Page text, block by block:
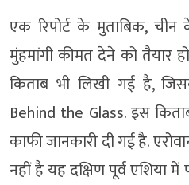
एक रिपोर्ट के मुताबिक,
मुंहमांगी कीमत देने को तैयार
किताब भी लिखी गई है,
Behind the Glass. इस
काफी जानकारी दी गई है.
नहीं है यह दक्षिण पूर्व एशिया